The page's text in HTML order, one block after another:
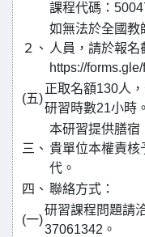
課程代碼：
２、
如無法於全國教
人員，請於報名
https://
(五)
正取名額130人
研習時數21小時。
三、
本研習提供膳宿
貴單位本權責核
代。
四、 聯絡方式：
(一)
研習課程問題請
37061342。